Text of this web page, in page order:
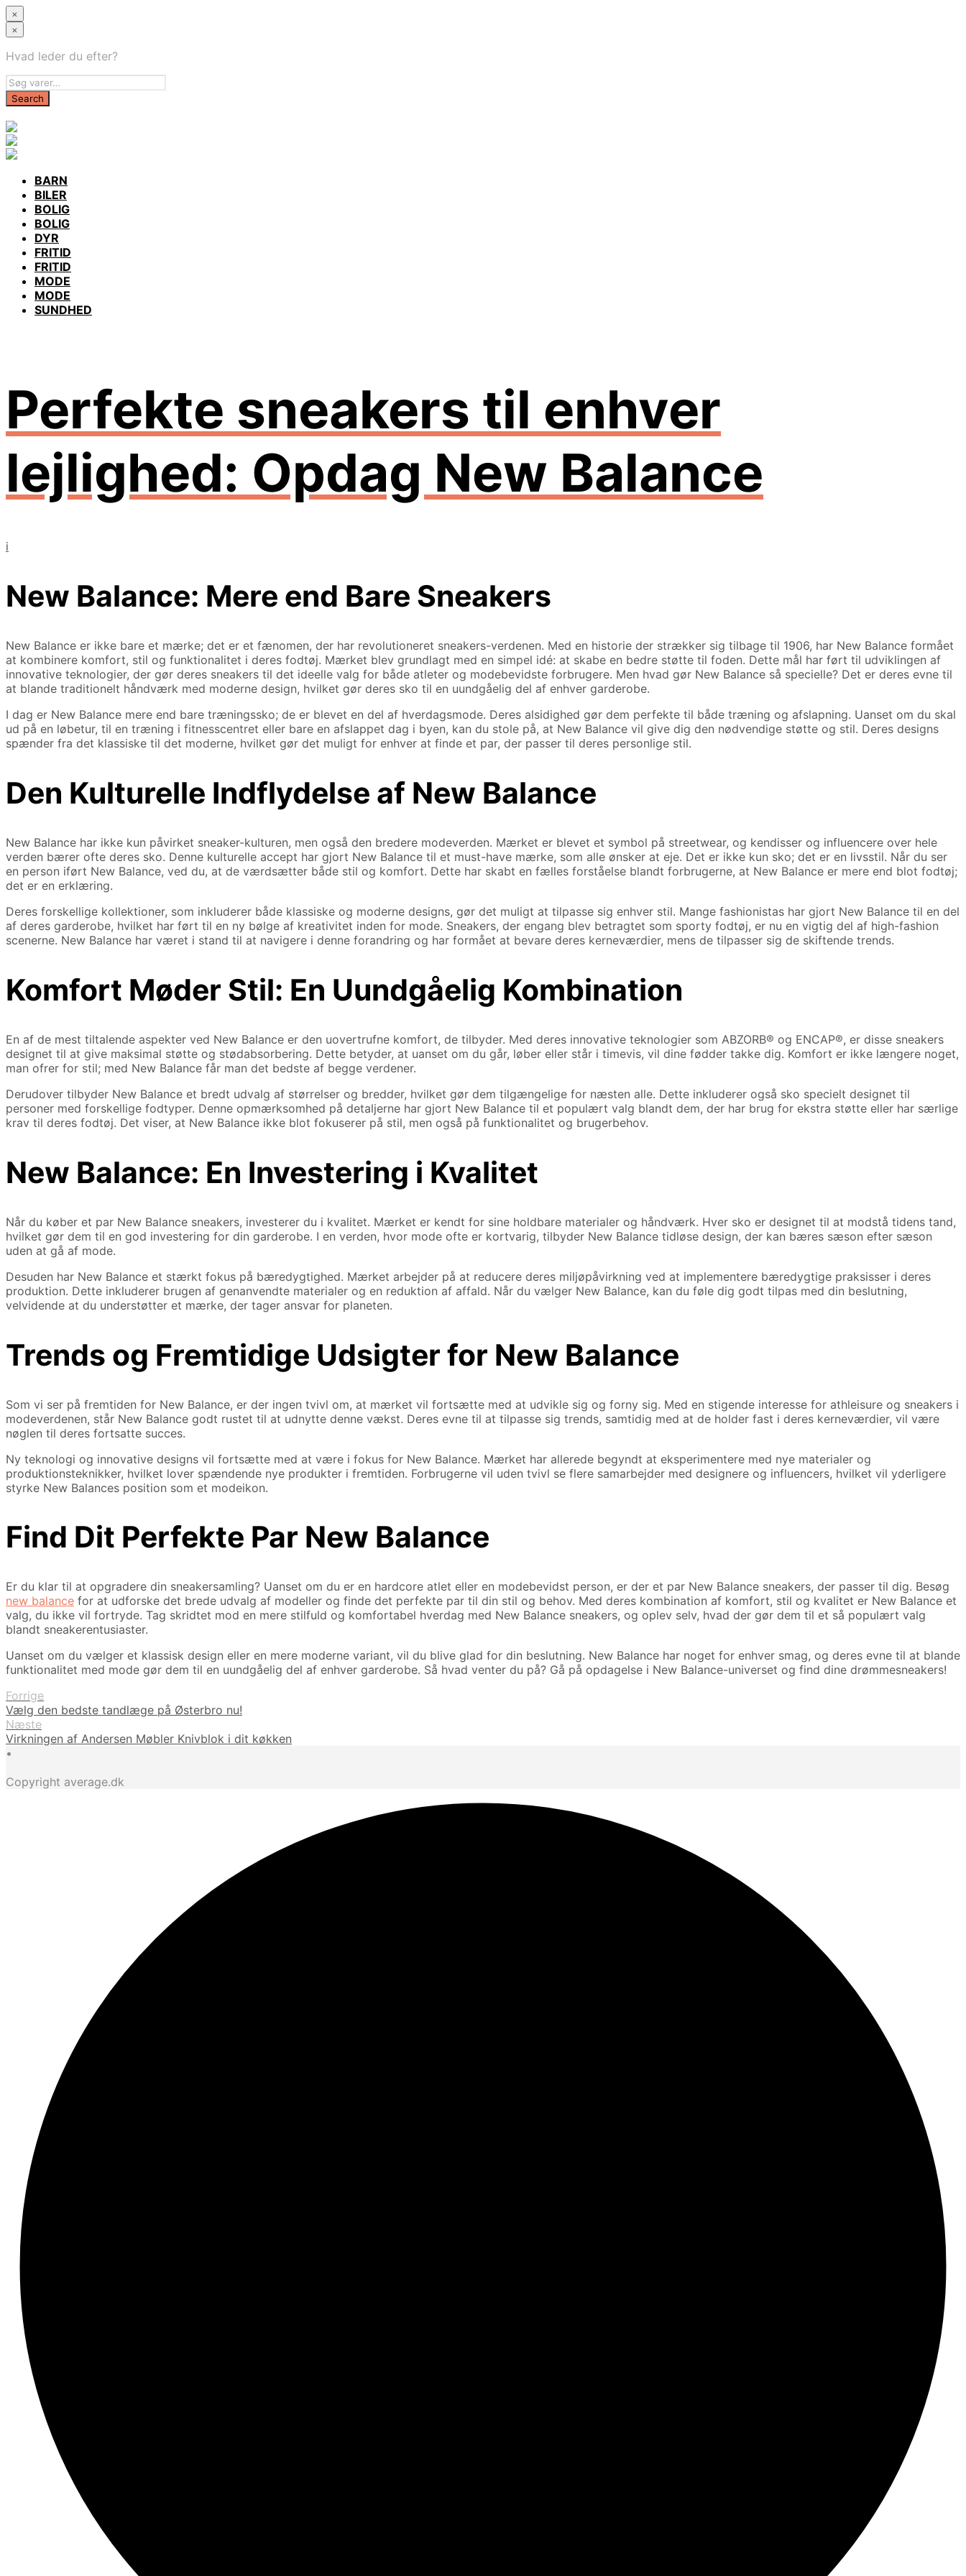
×
×
Hvad leder du efter?
BARN
BILER
BOLIG
BOLIG
DYR
FRITID
FRITID
MODE
MODE
SUNDHED
Perfekte sneakers til enhver
lejlighed: Opdag New Balance
i
New Balance: Mere end Bare Sneakers
New Balance er ikke bare et mærke; det er et fænomen, der har revolutioneret sneakers-verdenen. Med en historie der strækker sig tilbage til 1906, har New Balance formået
at kombinere komfort, stil og funktionalitet i deres fodtøj. Mærket blev grundlagt med en simpel idé: at skabe en bedre støtte til foden. Dette mål har ført til udviklingen af
innovative teknologier, der gør deres sneakers til det ideelle valg for både atleter og modebevidste forbrugere. Men hvad gør New Balance så specielle? Det er deres evne til
at blande traditionelt håndværk med moderne design, hvilket gør deres sko til en uundgåelig del af enhver garderobe.
I dag er New Balance mere end bare træningssko; de er blevet en del af hverdagsmode. Deres alsidighed gør dem perfekte til både træning og afslapning. Uanset om du skal
ud på en løbetur, til en træning i fitnesscentret eller bare en afslappet dag i byen, kan du stole på, at New Balance vil give dig den nødvendige støtte og stil. Deres designs
spænder fra det klassiske til det moderne, hvilket gør det muligt for enhver at finde et par, der passer til deres personlige stil.
Den Kulturelle Indflydelse af New Balance
New Balance har ikke kun påvirket sneaker-kulturen, men også den bredere modeverden. Mærket er blevet et symbol på streetwear, og kendisser og influencere over hele
verden bærer ofte deres sko. Denne kulturelle accept har gjort New Balance til et must-have mærke, som alle ønsker at eje. Det er ikke kun sko; det er en livsstil. Når du ser
en person iført New Balance, ved du, at de værdsætter både stil og komfort. Dette har skabt en fælles forståelse blandt forbrugerne, at New Balance er mere end blot fodtøj;
det er en erklæring.
Deres forskellige kollektioner, som inkluderer både klassiske og moderne designs, gør det muligt at tilpasse sig enhver stil. Mange fashionistas har gjort New Balance til en del
af deres garderobe, hvilket har ført til en ny bølge af kreativitet inden for mode. Sneakers, der engang blev betragtet som sporty fodtøj, er nu en vigtig del af high-fashion
scenerne. New Balance har været i stand til at navigere i denne forandring og har formået at bevare deres kerneværdier, mens de tilpasser sig de skiftende trends.
Komfort Møder Stil: En Uundgåelig Kombination
En af de mest tiltalende aspekter ved New Balance er den uovertrufne komfort, de tilbyder. Med deres innovative teknologier som ABZORB® og ENCAP®, er disse sneakers
designet til at give maksimal støtte og stødabsorbering. Dette betyder, at uanset om du går, løber eller står i timevis, vil dine fødder takke dig. Komfort er ikke længere noget,
man ofrer for stil; med New Balance får man det bedste af begge verdener.
Derudover tilbyder New Balance et bredt udvalg af størrelser og bredder, hvilket gør dem tilgængelige for næsten alle. Dette inkluderer også sko specielt designet til
personer med forskellige fodtyper. Denne opmærksomhed på detaljerne har gjort New Balance til et populært valg blandt dem, der har brug for ekstra støtte eller har særlige
krav til deres fodtøj. Det viser, at New Balance ikke blot fokuserer på stil, men også på funktionalitet og brugerbehov.
New Balance: En Investering i Kvalitet
Når du køber et par New Balance sneakers, investerer du i kvalitet. Mærket er kendt for sine holdbare materialer og håndværk. Hver sko er designet til at modstå tidens tand,
hvilket gør dem til en god investering for din garderobe. I en verden, hvor mode ofte er kortvarig, tilbyder New Balance tidløse design, der kan bæres sæson efter sæson
uden at gå af mode.
Desuden har New Balance et stærkt fokus på bæredygtighed. Mærket arbejder på at reducere deres miljøpåvirkning ved at implementere bæredygtige praksisser i deres
produktion. Dette inkluderer brugen af genanvendte materialer og en reduktion af affald. Når du vælger New Balance, kan du føle dig godt tilpas med din beslutning,
velvidende at du understøtter et mærke, der tager ansvar for planeten.
Trends og Fremtidige Udsigter for New Balance
Som vi ser på fremtiden for New Balance, er der ingen tvivl om, at mærket vil fortsætte med at udvikle sig og forny sig. Med en stigende interesse for athleisure og sneakers i
modeverdenen, står New Balance godt rustet til at udnytte denne vækst. Deres evne til at tilpasse sig trends, samtidig med at de holder fast i deres kerneværdier, vil være
nøglen til deres fortsatte succes.
Ny teknologi og innovative designs vil fortsætte med at være i fokus for New Balance. Mærket har allerede begyndt at eksperimentere med nye materialer og
produktionsteknikker, hvilket lover spændende nye produkter i fremtiden. Forbrugerne vil uden tvivl se flere samarbejder med designere og influencers, hvilket vil yderligere
styrke New Balances position som et modeikon.
Find Dit Perfekte Par New Balance
Er du klar til at opgradere din sneakersamling? Uanset om du er en hardcore atlet eller en modebevidst person, er der et par New Balance sneakers, der passer til dig. Besøg
new balance for at udforske det brede udvalg af modeller og finde det perfekte par til din stil og behov. Med deres kombination af komfort, stil og kvalitet er New Balance et
valg, du ikke vil fortryde. Tag skridtet mod en mere stilfuld og komfortabel hverdag med New Balance sneakers, og oplev selv, hvad der gør dem til et så populært valg
blandt sneakerentusiaster.
Uanset om du vælger et klassisk design eller en mere moderne variant, vil du blive glad for din beslutning. New Balance har noget for enhver smag, og deres evne til at blande
funktionalitet med mode gør dem til en uundgåelig del af enhver garderobe. Så hvad venter du på? Gå på opdagelse i New Balance-universet og find dine drømmesneakers!
Forrige
Vælg den bedste tandlæge på Østerbro nu!
Næste
Virkningen af Andersen Møbler Knivblok i dit køkken
•
Copyright average.dk